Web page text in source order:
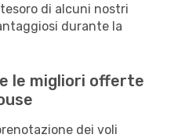
di alcuni nostri
durante la
le migliori offerte
dei voli